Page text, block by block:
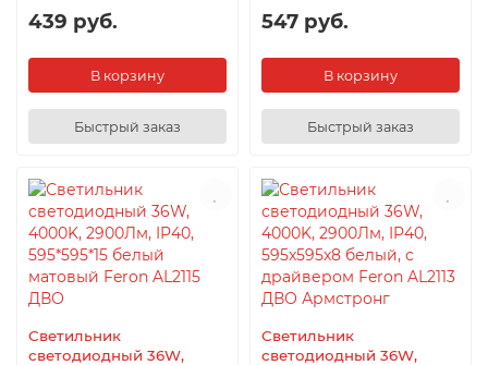
439 руб.
В корзину
Быстрый заказ
547 руб.
В корзину
Быстрый заказ
Светильник
светодиодный 36W,
Светильник
светодиодный 36W,